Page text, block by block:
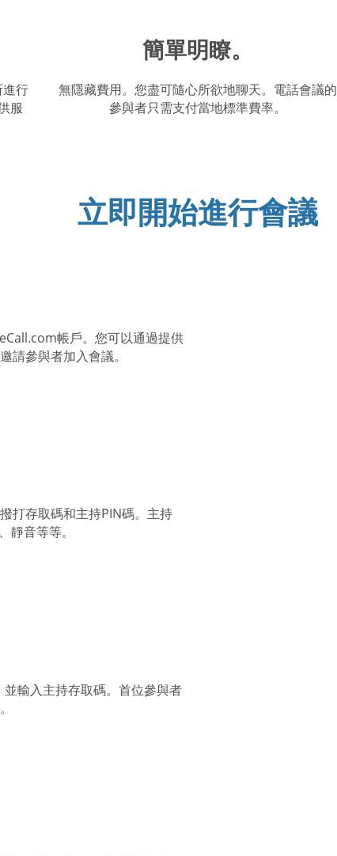
行
服
簡單明瞭。
無隱藏費用。您盡可隨心所欲地聊天。電話會議的
參與者只需支付當地標準費率。
立即開始進行會議
帳戶。您可以通過提供
請參與者加入會議。
打存取碼和主持PIN碼。主持
靜音等等。
輸入主持存取碼。首位參與者